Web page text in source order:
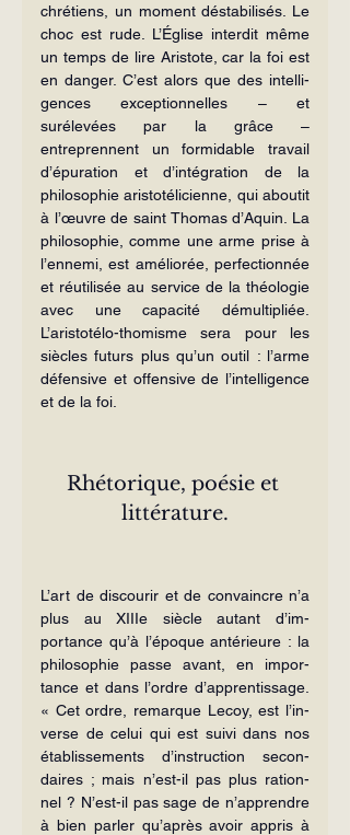
chrétiens, un moment déstabilisés. Le
choc est rude. L’Église interdit même
un temps de lire Aristote, car la foi est
en danger. C’est alors que des intelli­
gences exceptionnelles – et
surélevées par la grâce –
entreprennent un for­midable travail
d’épuration et d’inté­gration de la
philosophie aristotéli­cienne, qui aboutit
à l’œuvre de saint Thomas d’Aquin. La
philosophie, comme une arme prise à
l’ennemi, est améliorée, perfectionnée
et réutilisée au service de la théologie
avec une capacité démultipliée.
L’aristotélo-thomisme sera pour les
siècles futurs plus qu’un outil : l’arme
défensive et offensive de l’intelligence
et de la foi.
Rhétorique, poésie et
littérature.
L’art de discourir et de convaincre n’a
plus au XIIIe siècle autant d’im­
portance qu’à l’époque antérieure : la
philosophie passe avant, en impor­
tance et dans l’ordre d’apprentissage.
« Cet ordre, remarque Lecoy, est l’in­
verse de celui qui est suivi dans nos
établissements d’instruction secon­
daires ; mais n’est-il pas plus ration­
nel ? N’est-il pas sage de n’apprendre
à bien parler qu’après avoir appris à